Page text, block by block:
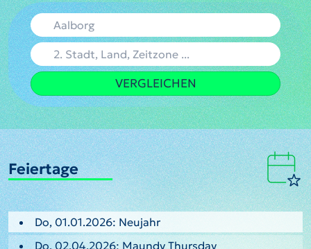
VERGLEICHEN
Feiertage
Do, 01.01.2026: Neujahr
Do, 02.04.2026: Maundy Thursday